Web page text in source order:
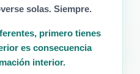
solas. Siempre.
primero tienes
es consecuencia
interior.